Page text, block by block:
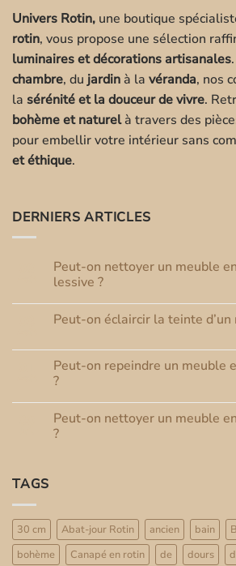
Univers Rotin, une boutique
rotin, vous propose une sélection
luminaires et décorations artisanales
chambre, du jardin à la véranda, nos
la sérénité et la douceur de vivre.
bohème et naturelà travers des
pour embellir votre intérieur sans
et éthique.
DERNIERS ARTICLES
Peut-on nettoyer un meuble
lessive ?
sur
nettoyer
un
meuble
en
avec
de
la
lessive
Peut-on éclaircir la teinte
commentaire
sur
Peut-
on
éclaircir
la
teinte
d’un
meuble
en
Peut-on repeindre un meuble
?
sur
Peut-
on
Peut-on nettoyer un meuble
?
meuble
rotin
à
TAGS
30 cm Abat-jour Rotin ancien bain
bohème
Canapé en rotin de dours